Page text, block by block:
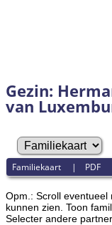
Gezin:
van
Familiekaart | PDF
Opm.: Scroll
kunnen zien. Toon
Selecter andere partner